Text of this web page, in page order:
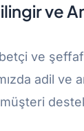
ve
ve
adil ve